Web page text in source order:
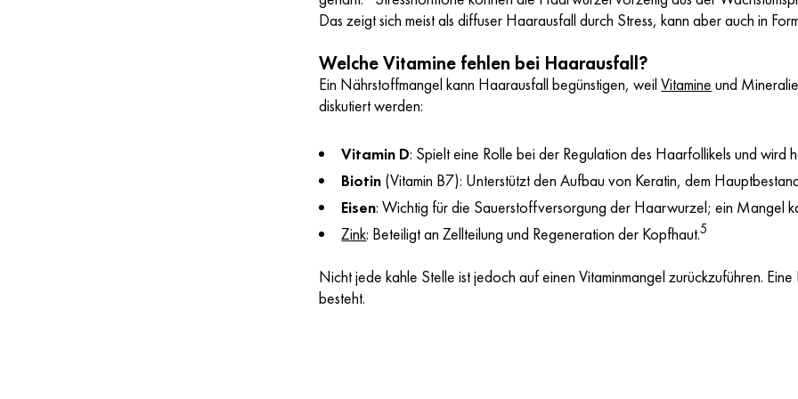
Das zeigt sich meist als diffuser Haarausfall durch Stress, kann aber auch in
Welche Vitamine fehlen bei Haarausfall?
Ein Nährstoffmangel kann Haarausfall begünstigen, weilVitamine und
diskutiert werden:
Vitamin D: Spielt eine Rolle bei der Regulation des Haarfollikels und wird
Biotin (Vitamin B7): Unterstützt den Aufbau von Keratin, dem
Eisen: Wichtig für die Sauerstoffversorgung der Haarwurzel; ein Mangel
Zink: Beteiligt an Zellteilung und Regeneration der Kopfhaut.5
Nicht jede kahle Stelle ist jedoch auf einen Vitaminmangel zurückzuführen.
besteht.